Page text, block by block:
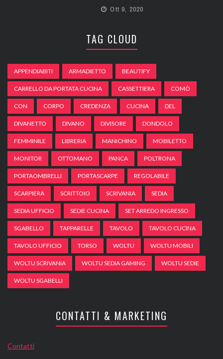
Ott 9, 2020
TAG CLOUD
APPENDIABITI ARMADIETTO BEAUTIFY
CARRELLO DA PORTATA CUCINA CASSETTIERA COMÒ
CON CORPO CREDENZA CUCINA DEL
DIVANETTO DIVANO DIVISORE DONDOLO
FEMMINILE LIBRERIA MANICHINO MOBILETTO
MONITOR OTTOMANO PANCA POLTRONA
PORTAOMBRELLI PORTASCARPE REGOLABILE
SCARPIERA SCRITTOIO SCRIVANIA SEDIA
SEDIA UFFICIO SEDIE CUCINA SET ARREDO INGRESSO
SGABELLO TAPPARELLE TAVOLO TAVOLO CUCINA
TAVOLO UFFICIO TORSO WOLTU WOLTU MOBILI
WOLTU SCRIVANIA WOLTU SEDIA GAMING WOLTU SEDIE
WOLTU SGABELLI
CONTATTI & MARKETING
Contatti